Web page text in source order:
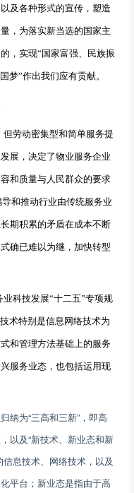
及各种形式的宣传，塑造
，为落实新当选的国家主
，实现“国家富强、民族振
梦”作出我们应有贡献。
劳动密集型和简单服务提
展，决定了物业服务企业
和质量与人民群众的要求
和推动行业由传统服务业
期积累的矛盾在成本不断
确已难以为继，加快转型
科技发展“十二五”专项规
术特别是信息网络技术为
和管理方法基础上的服务
服务业态，也包括运用现
纳为“三高和三新”，即高
以及“新技术、新业态和新
息技术、网络技术，以及
平台；新业态是指由于高